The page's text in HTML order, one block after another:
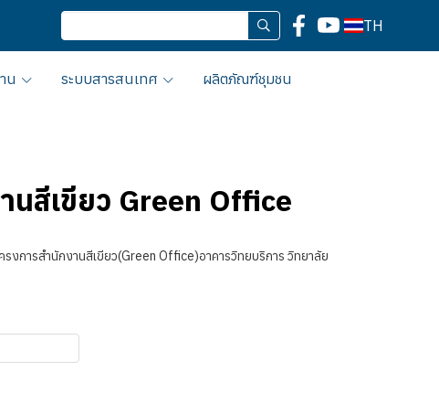
TH
น ระบบสารสนเทศ ผลิตภัณฑ์ชุมชน
สีเขียว Green Office
การสำนักงานสีเขียว(Green Office)อาคารวิทยบริการ วิทยาลัย